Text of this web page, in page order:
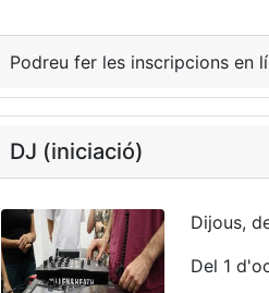
Podreu fer les inscripcions en
DJ (iniciació)
Dijous,
Del 1